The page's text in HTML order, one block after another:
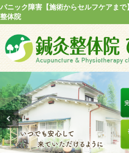
パニック障害【施術からセルフケアま
整体院